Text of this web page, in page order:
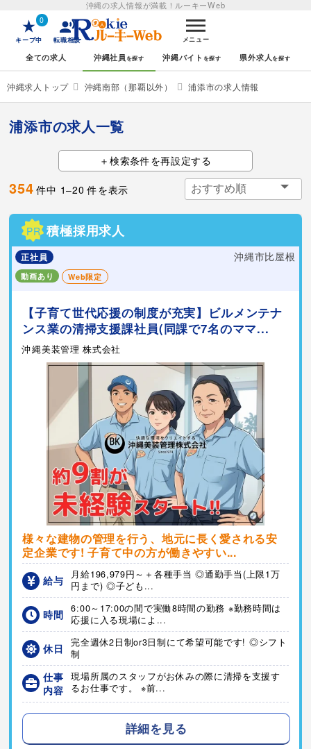
沖縄の求人情報が満載！ ルーキーWeb
0
キープ中 転職相談 メニュー
全ての求人 沖縄社員 沖縄バイト 県外求人
沖縄求人トップ 沖縄南部（那覇以外） 浦添市の求人情報
浦添市の求人一覧
検索条件を再設定する
354 件中 1–20 件を表示
PR 積極採用求人
正社員 沖縄市比屋根
動画あり Web限定
【子育て世代応援の制度が充実】ビルメンテナ
ンス業の清掃支援課社員(同課で7名のママ...
沖縄美装管理 株式会社
様々な建物の管理を行う、地元に長く愛される安
定企業です! 子育て中の方が働きやすい...
給与
月給196,979円～＋各種手当 ◎通勤手当(上限1万
円まで) ◎子ども...
時間
6:00～17:00の間で実働8時間の勤務 ※勤務時間は
応援に入る現場によ...
休日
完全週休2日制or3日制にて希望可能です! ◎シフト
制
仕事
内容
現場所属のスタッフがお休みの際に清掃を支援す
るお仕事です。 ※前...
詳細を見る